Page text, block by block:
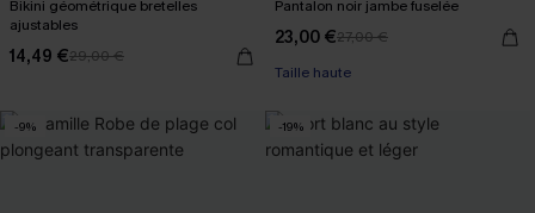
Bikini géométrique bretelles
ajustables
14,49 €29,00 €
Pantalon noir jambe fuselée
23,00 €27,00 €
Taille haute
-9% -19%